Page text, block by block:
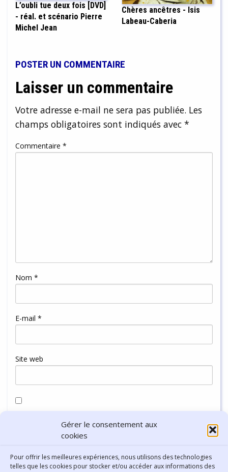
Gérer le consentement aux
cookies
Pour offrir les meilleures expériences, nous utilisons des technologies
telles que les cookies pour stocker et/ou accéder aux informations des
L’oubli tue deux fois [DVD]
- réal. et scénario Pierre
Michel Jean
Chères ancêtres - Isis
Labeau-Caberia
POSTER UN COMMENTAIRE
Laisser un commentaire
Votre adresse e-mail ne sera pas publiée. Les
champs obligatoires sont indiqués avec *
Commentaire *
Nom *
E-mail *
Site web
navigateur pour mon prochain commentaire.